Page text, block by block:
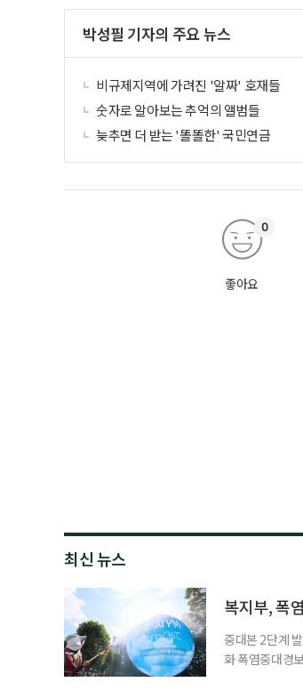
박성필 기자의 주요 뉴스
비규제지역에 가려진 '알짜' 호재들
숫자로 알아보는 추억의 앨범들
늦추면 더 받는 '똘똘한' 국민연금
좋아요
0
최신 뉴스
복지부, 폭
중대본 2단계
화 폭염중대경